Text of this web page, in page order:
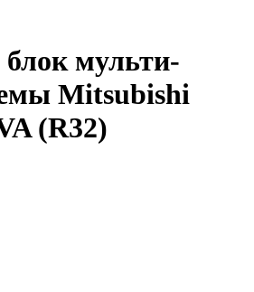
мульти-
Mitsubishi
(R32)